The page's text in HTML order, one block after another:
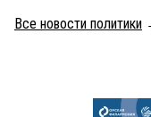
Все новости политики